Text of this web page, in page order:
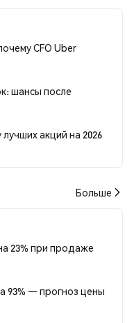
CFO Uber
шансы после
акций на 2026
Больше
23% при продаже
93% — прогноз цены